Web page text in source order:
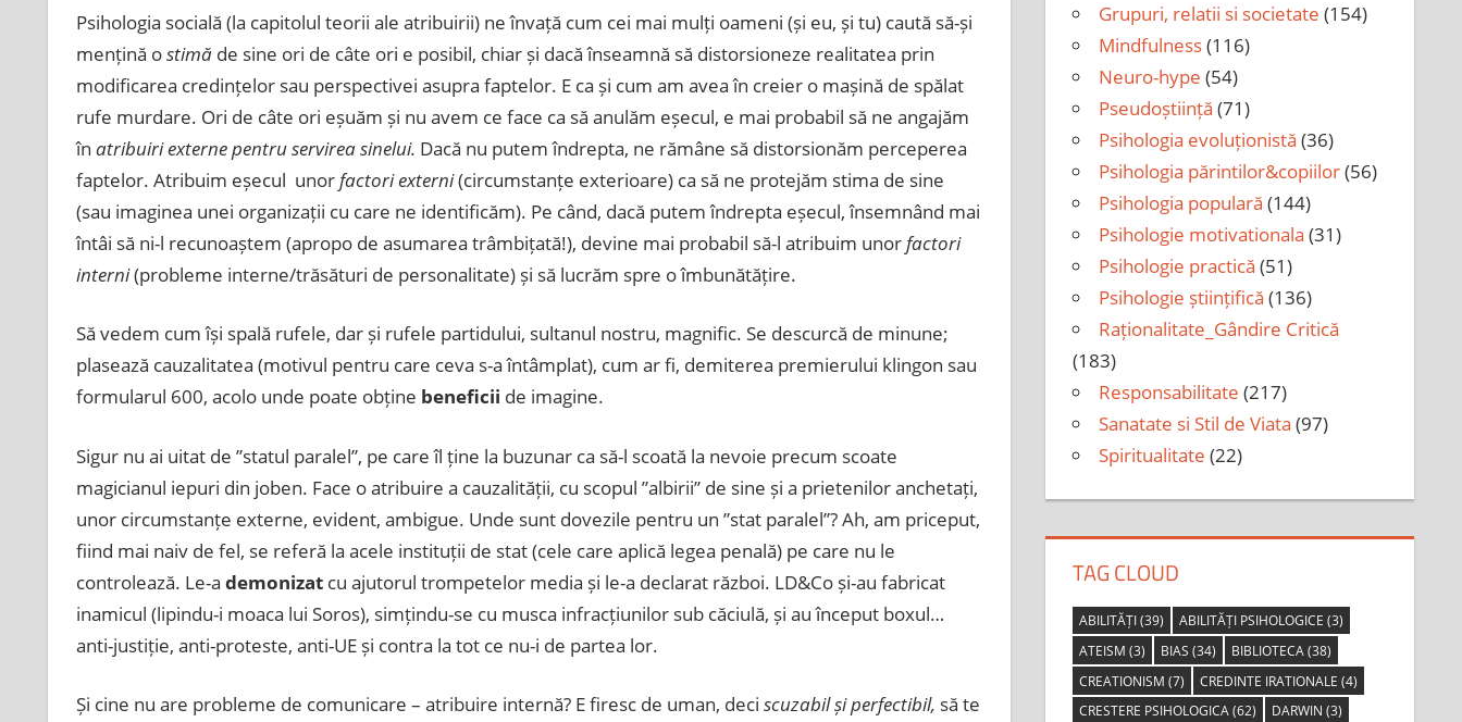
Psihologia socială (la capitolul teorii ale atribuirii) ne învață cum cei mai mulți oameni (și eu, și tu) caută să-și
mențină ostimăde sine ori de câte ori e posibil, chiar și dacă înseamnă să distorsioneze realitatea prin
modificarea credințelor sau perspectivei asupra faptelor. E ca și cum am avea în creier o mașină de spălat
rufe murdare. Ori de câte ori eșuăm și nu avem ce face ca să anulăm eșecul, e mai probabil să ne angajăm
în atribuiri externe pentru servirea sinelui. Dacă nu putem îndrepta, ne rămâne să distorsionăm perceperea
faptelor. Atribuim eșecul unorfactori externi(circumstanțe exterioare) ca să ne protejăm stima de sine
(sau imaginea unei organizații cu care ne identificăm). Pe când, dacă putem îndrepta eșecul, însemnând mai
întâi să ni-l recunoaștem (apropo de asumarea trâmbițată!), devine mai probabil să-l atribuim unorfactori
interni(probleme interne/trăsături de personalitate) și să lucrăm spre o îmbunătățire.
Să vedem cum își spală rufele, dar și rufele partidului, sultanul nostru, magnific. Se descurcă de minune;
plasează cauzalitatea (motivul pentru care ceva s-a întâmplat), cum ar fi, demiterea premierului klingon sau
formularul 600, acolo unde poate obține beneficii de imagine.
Sigur nu ai uitat de ”statul paralel”, pe care îl ține la buzunar ca să-l scoată la nevoie precum scoate
magicianul iepuri din joben. Face o atribuire a cauzalității, cu scopul ”albirii” de sine și a prietenilor anchetați,
unor circumstanțe externe, evident, ambigue. Unde sunt dovezile pentru un ”stat paralel”? Ah, am priceput,
fiind mai naiv de fel, se referă la acele instituții de stat (cele care aplică legea penală) pe care nu le
controlează. Le-a demonizatcu ajutorul trompetelor media și le-a declarat război. LD&Co și-au fabricat
inamicul (lipindu-i moaca lui Soros), simțindu-se cu musca infracțiunilor sub căciulă, și au început boxul…
anti-justiție, anti-proteste, anti-UE și contra la tot ce nu-i de partea lor.
Și cine nu are probleme de comunicare – atribuire internă? E firesc de uman, deci scuzabil și perfectibil, să te
Grupuri, relatii si societate (154)
Mindfulness(116)
Neuro-hype (54)
Pseudoștiință (71)
Psihologia evoluționistă (36)
Psihologia părintilor&copiilor(56)
Psihologia populară (144)
Psihologie motivationala (31)
Psihologie practică (51)
Psihologie științifică (136)
Raționalitate_Gândire Critică
(183)
Responsabilitate (217)
Sanatate si Stil de Viata (97)
Spiritualitate (22)
TAG CLOUD
ABILITĂȚI(39) ABILITĂȚI PSIHOLOGICE (3)
ATEISM (3) BIAS (34) BIBLIOTECA(38)
CREATIONISM (7) CREDINTE IRATIONALE (4)
CRESTERE PSIHOLOGICA(62) DARWIN (3)